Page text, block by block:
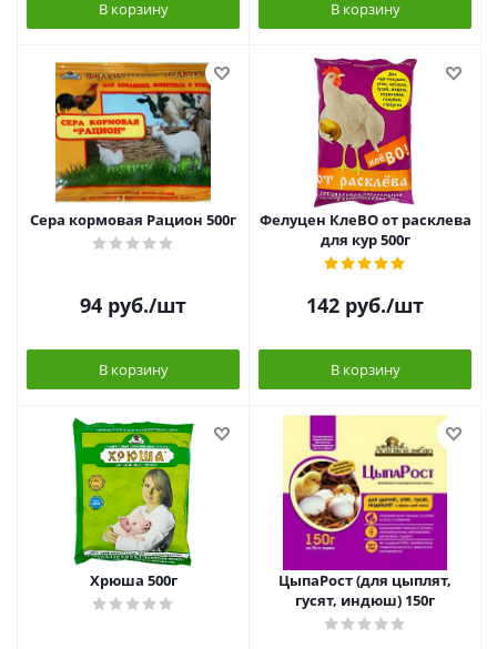
В корзину В корзину
Сера кормовая Рацион 500г
94 руб./шт
В корзину
Фелуцен КлеВО от расклева
для кур 500г
142 руб./шт
В корзину
Хрюша 500г
ЦыпаРост (для цыплят,
гусят, индюш) 150г